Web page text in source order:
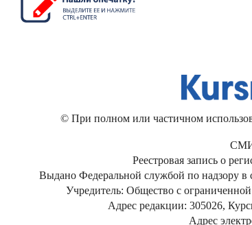
© При полном или частичном
СМИ
Реестровая запись о
Выдано Федеральной службой по надзору
Учредитель: Общество с
Адрес редакции: 305026,
Адрес